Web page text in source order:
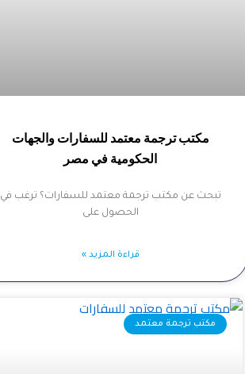
مكتب ترجمة معتمد للسفارات والجهات
الحكومية في مصر
تبحث عن مكتب ترجمة معتمد للسفارات؟ ترغب في
الحصول على
قراءة المزيد »
مكتب ترجمة معتمد